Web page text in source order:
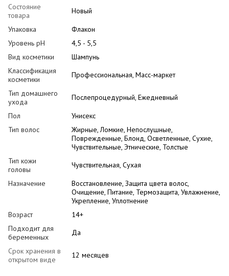
Состояние
товара
Новый
Упаковка
Флакон
Уровень pH
4,5 - 5,5
Вид косметики
Шампунь
Классификация
косметики
Профессиональная, Масс-маркет
Тип домашнего
ухода
Послепроцедурный, Ежедневный
Пол
Унисекс
Тип волос
Жирные, Ломкие, Непослушные,
Поврежденные, Блонд, Осветленные, Сухие,
Чувствительные, Этнические, Толстые
Тип кожи
головы
Чувствительная, Сухая
Назначение
Восстановление, Защита цвета волос,
Очищение, Питание, Термозащита, Увлажнение,
Укрепление, Уплотнение
Возраст
14+
Подходит для
беременных
Да
Срок хранения в
открытом виде
12 месяцев